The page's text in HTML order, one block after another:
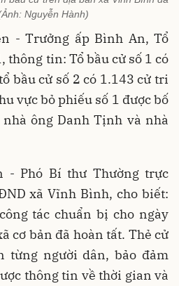
Nguyễn Hành)
- Trưởng ấp Bình An, Tổ
thông tin: Tổ bầu cử số 1 có
bầu cử số 2 có 1.143 cử tri
vực bỏ phiếu số 1 được bố
ông Danh Tịnh và nhà
- Phó Bí thư Thường trực
xã Vĩnh Bình, cho biết:
tác chuẩn bị cho ngày
cơ bản đã hoàn tất. Thẻ cử
từng người dân, bảo đảm
thông tin về thời gian và